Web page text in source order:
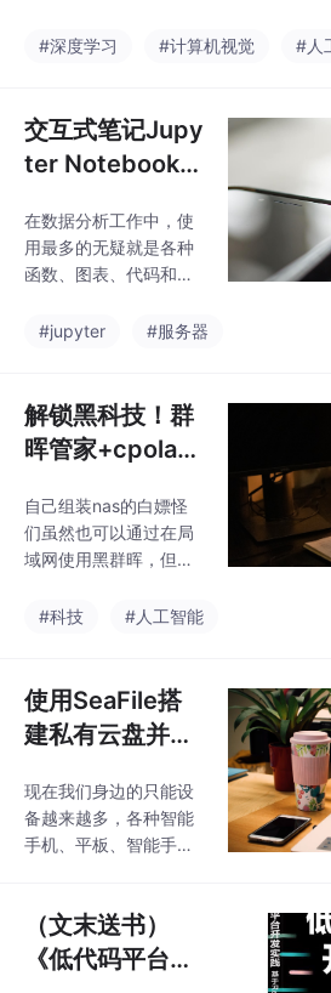
程师的工作，还是想深
己的产品或成立创业公
司，你都适合阅读本
书。
#深度学习 #计算机视觉 #人
交互式笔记Jupy
ter Notebook本
网远程访问内网
服务器
在数据分析工作中，使
用最多的无疑就是各种
函数、图表、代码和说
容不仅让使用的人头晕
具不给力，就没法协同
办公，可数据分析又离
不开多人配合，所以Ju
大部分数据工作人员的
必备工具。正如之前所
说，Jupyter Notebook
通，因此现在也在机器
但Jupy
#jupyter #服务器
解锁黑科技！群
晖管家+cpolar
的本地黑群晖实
现公网远程访
自己组装nas的白嫖怪
们虽然也可以通过在局
域网使用黑群晖，但是
绑定正版群晖账号，那
如何使用正版群晖用户
才拥有的quickconnect
功能，来实现在户外也
现远程控制黑群晖。公
网环境下（连接其他局
域网/流量）使用移动端
理部署在自己家里局域
网内的黑群晖。白群晖
#科技 #人工智能
使用SeaFile搭
建私有云盘并公
内网穿透】
现在我们身边的只能设
备越来越多，各种智能
手机、平板、智能手表
越大，一张手机拍摄的
照片都可能有十多M，
电影和视频更是按G计
（文末送书）
《低代码平台开